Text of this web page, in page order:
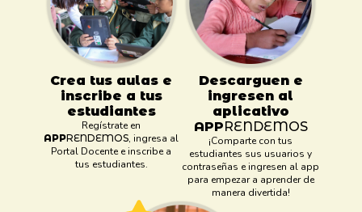
Crea tus aulas e
inscribe a tus
estudiantes
Regístrate en
APPRENDEMOS, ingresa al
Portal Docente e inscribe a
tus estudiantes.
Descarguen e
ingresen al
aplicativo
APP RENDEMOS
¡Comparte con tus
estudiantes sus usuarios y
contraseñas e ingresen al app
para empezar a aprender de
manera divertida!